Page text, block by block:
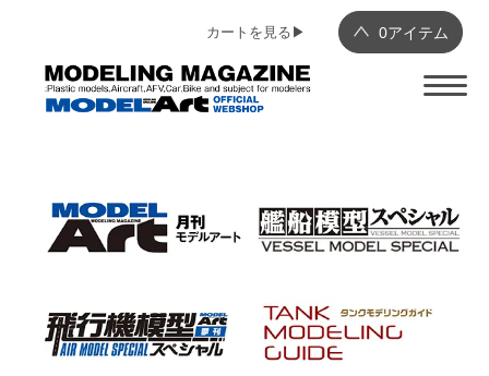
0アイテム
カートを見る▶︎